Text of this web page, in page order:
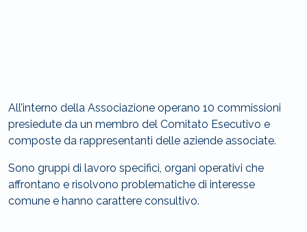
All’interno della Associazione operano 10 commissioni
presiedute da un membro del Comitato Esecutivo e
composte da rappresentanti delle aziende associate.
Sono gruppi di lavoro specifici, organi operativi che
affrontano e risolvono problematiche di interesse
comune e hanno carattere consultivo.